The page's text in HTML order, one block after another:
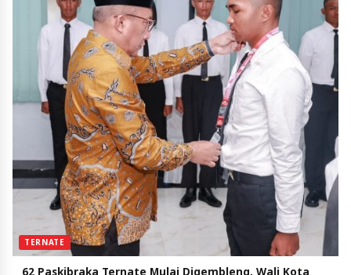
TERNATE
62 Paskibraka Ternate Mulai Digembleng, Wali Kota